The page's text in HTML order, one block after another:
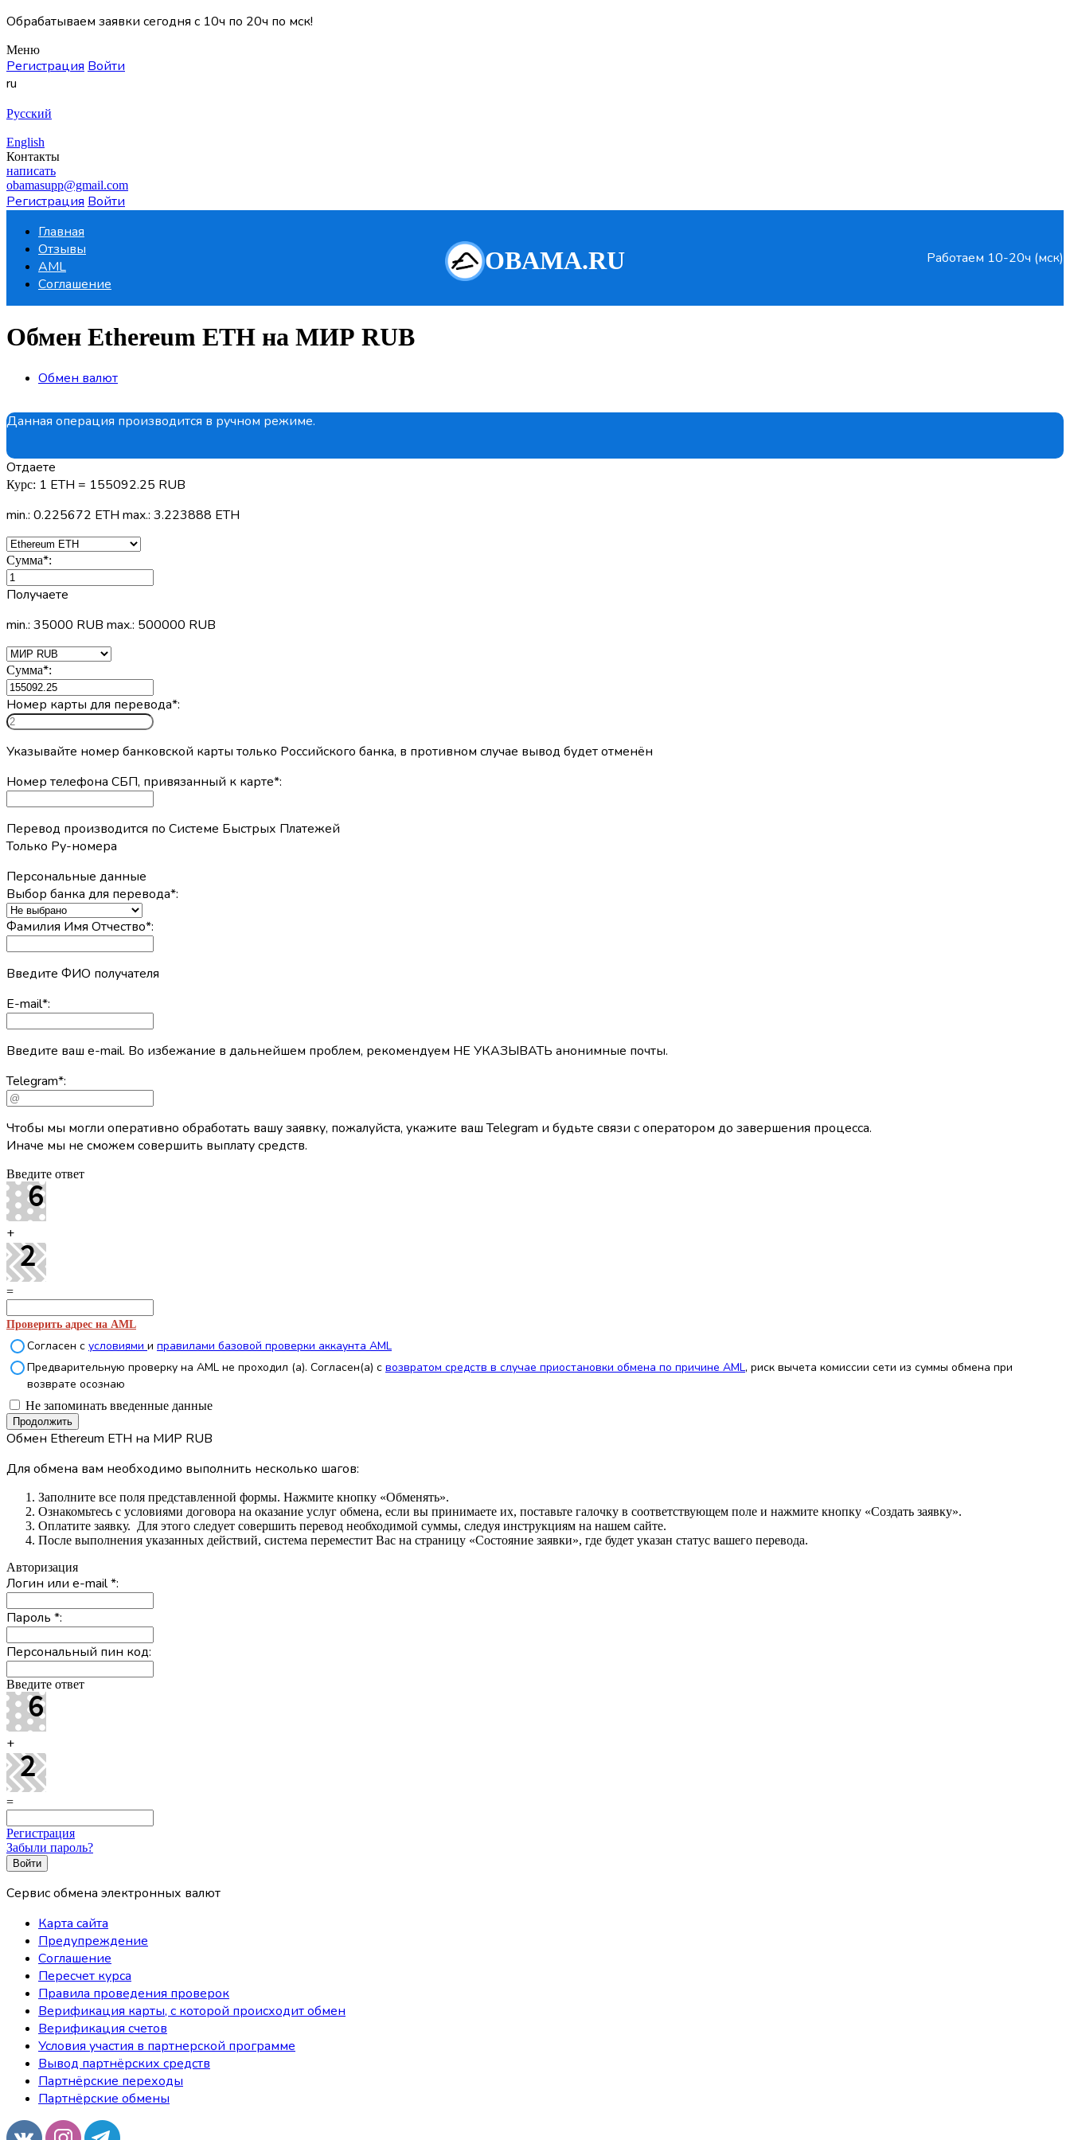
Обрабатываем заявки сегодня с 10ч по 20ч по мск!
Меню
Регистрация Войти
ru
Русский
English
Контакты
написать
obamasupp@gmail.com
Регистрация Войти
Главная
Отзывы
AML
Соглашение
Работаем 10-20ч (мск)
Обмен Ethereum ETH на МИР RUB
Обмен валют
Данная операция производится в ручном режиме.
Отдаете
Курс: 1 ETH = 155092.25 RUB
min.: 0.225672 ETH max.: 3.223888 ETH
Сумма*:
Получаете
min.: 35000 RUB max.: 500000 RUB
Сумма*:
Номер карты для перевода*:
Указывайте номер банковской карты только Российского банка, в противном случае вывод будет отменён
Номер телефона СБП, привязанный к карте*:
Перевод производится по Системе Быстрых Платежей
Только Ру-номера
Персональные данные
Выбор банка для перевода*:
Фамилия Имя Отчество*:
Введите ФИО получателя
E-mail*:
Введите ваш e-mail. Во избежание в дальнейшем проблем, рекомендуем НЕ УКАЗЫВАТЬ анонимные почты.
Telegram*:
Чтобы мы могли оперативно обработать вашу заявку, пожалуйста, укажите ваш Telegram и будьте связи с оператором до завершения процесса.
Иначе мы не сможем совершить выплату средств.
Введите ответ
+
=
Проверить адрес на AML
Согласен с условиями и правилами базовой проверки аккаунта AML
Предварительную проверку на AML не проходил (а). Согласен(а) с возвратом средств в случае приостановки обмена по причине AML, риск вычета комиссии сети из суммы обмена при
возврате осознаю
Не запоминать введенные данные
Обмен Ethereum ETH на МИР RUB
Для обмена вам необходимо выполнить несколько шагов:
Заполните все поля представленной формы. Нажмите кнопку «Обменять».
Ознакомьтесь с условиями договора на оказание услуг обмена, если вы принимаете их, поставьте галочку в соответствующем поле и нажмите кнопку «Создать заявку».
Оплатите заявку. Для этого следует совершить перевод необходимой суммы, следуя инструкциям на нашем сайте.
После выполнения указанных действий, система переместит Вас на страницу «Состояние заявки», где будет указан статус вашего перевода.
Авторизация
Логин или e-mail*:
Пароль *:
Персональный пин код:
Введите ответ
+
=
Регистрация
Забыли пароль?
Сервис обмена электронных валют
Карта сайта
Предупреждение
Соглашение
Пересчет курса
Правила проведения проверок
Верификация карты, с которой происходит обмен
Верификация счетов
Условия участия в партнерской программе
Вывод партнёрских средств
Партнёрские переходы
Партнёрские обмены